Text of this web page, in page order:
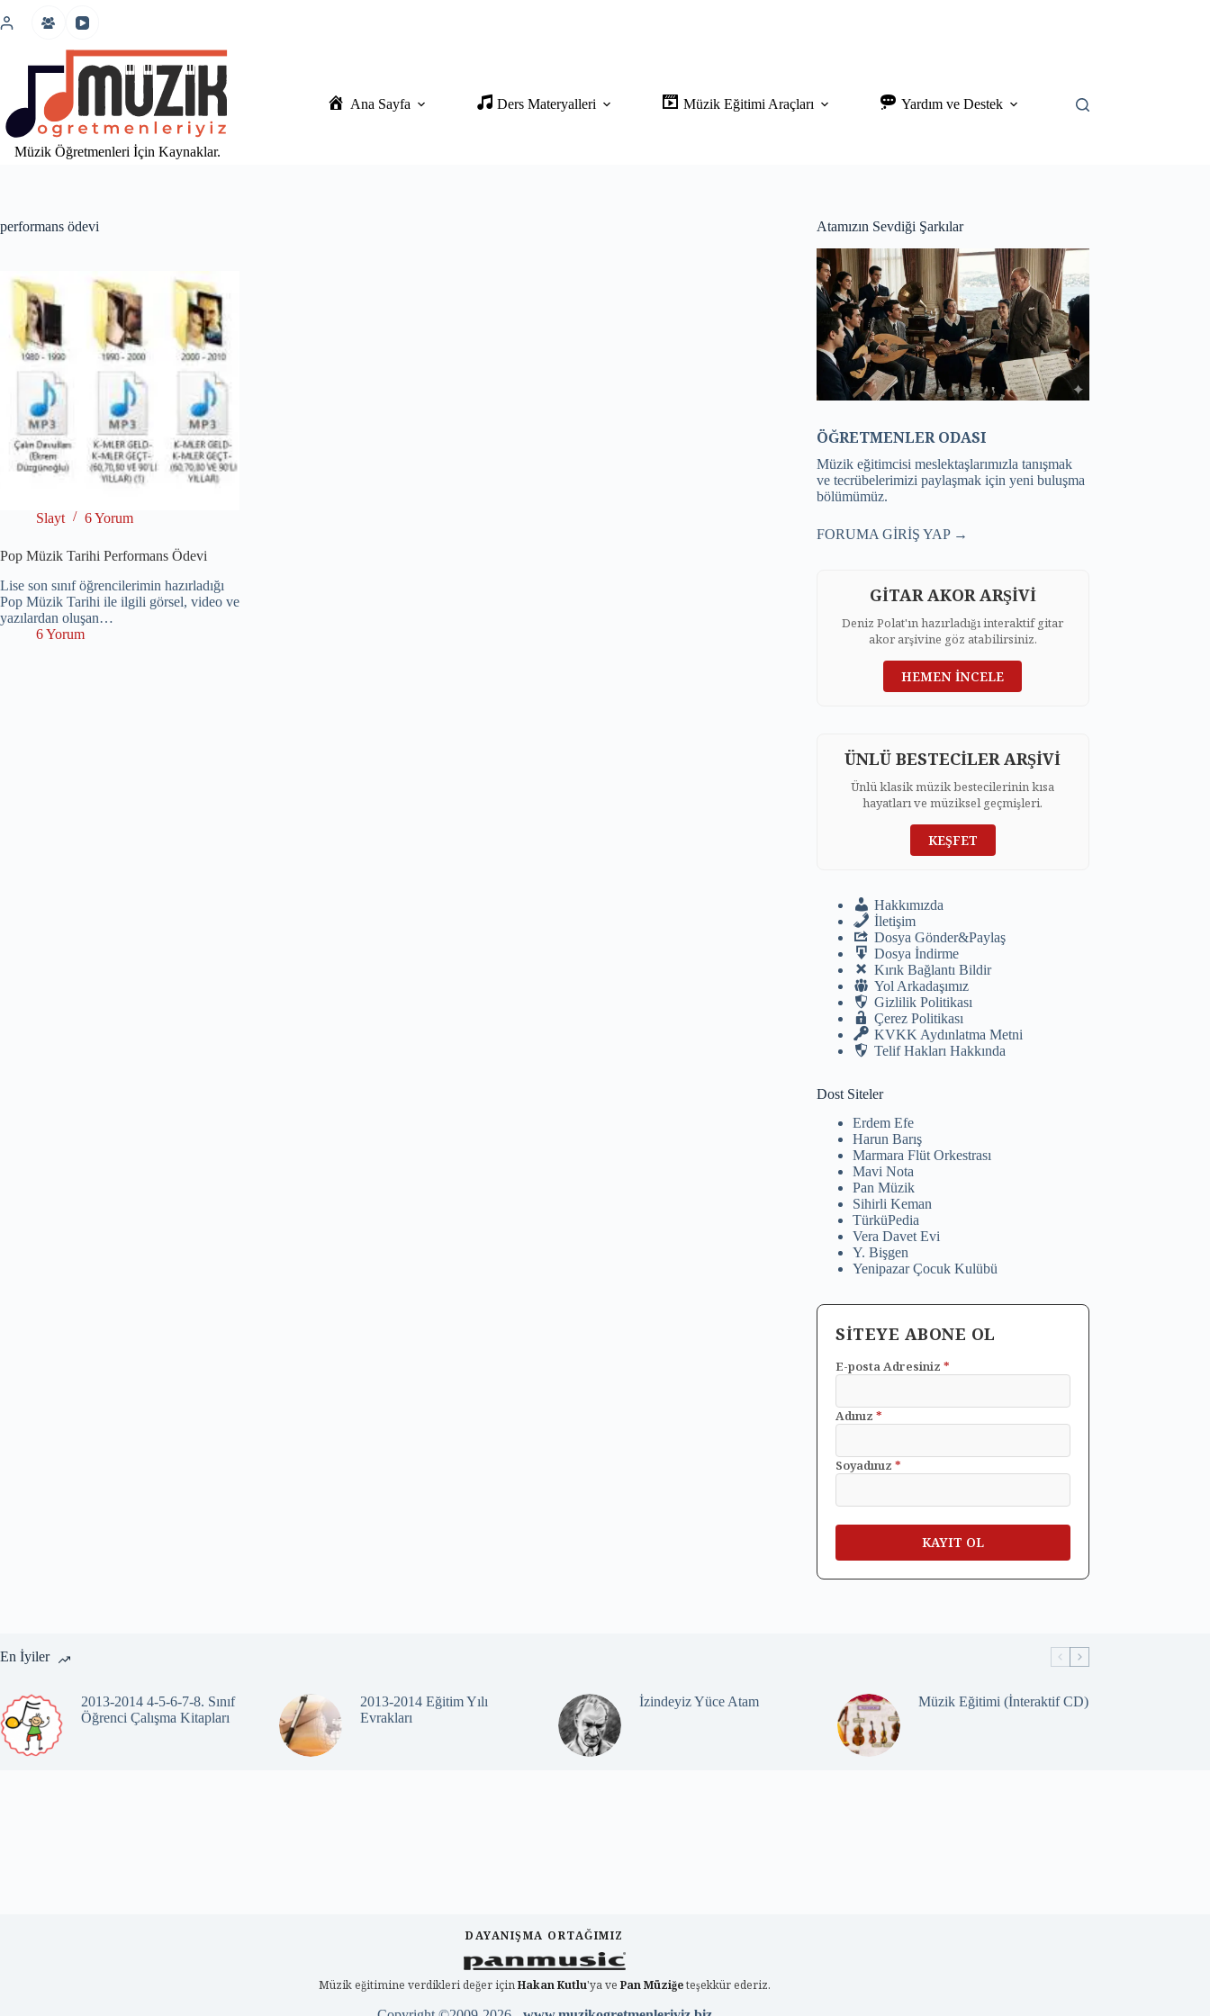
atla
Müzik Öğretmenleri İçin Kaynaklar.
Ana Sayfa Ders Materyalleri Müzik Eğitimi Araçları Yardım ve Destek
performans ödevi
Slayt 6 Yorum
Pop Müzik Tarihi Performans Ödevi
Lise son sınıf öğrencilerimin hazırladığı
Pop Müzik Tarihi ile ilgili görsel, video ve
yazılardan oluşan…
6 Yorum
Atamızın Sevdiği Şarkılar
ÖĞRETMENLER ODASI
Müzik eğitimcisi meslektaşlarımızla tanışmak
ve tecrübelerimizi paylaşmak için yeni buluşma
bölümümüz.
FORUMA GİRİŞ YAP →
GİTAR AKOR ARŞİVİ
Deniz Polat'ın hazırladığı interaktif gitar
akor arşivine göz atabilirsiniz.
HEMEN İNCELE
ÜNLÜ BESTECİLER ARŞİVİ
Ünlü klasik müzik bestecilerinin kısa
hayatları ve müziksel geçmişleri.
KEŞFET
Hakkımızda
İletişim
Dosya Gönder&Paylaş
Dosya İndirme
Kırık Bağlantı Bildir
Yol Arkadaşımız
Gizlilik Politikası
Çerez Politikası
KVKK Aydınlatma Metni
Telif Hakları Hakkında
Dost Siteler
Erdem Efe
Harun Barış
Marmara Flüt Orkestrası
Mavi Nota
Pan Müzik
Sihirli Keman
TürküPedia
Vera Davet Evi
Y. Bişgen
Yenipazar Çocuk Kulübü
SİTEYE ABONE OL
E-posta Adresiniz*
Adınız*
Soyadınız*
En İyiler
2013-2014 4-5-6-7-8. Sınıf
Öğrenci Çalışma Kitapları
2013-2014 Eğitim Yılı
Evrakları
İzindeyiz Yüce Atam Müzik Eğitimi (İnteraktif CD)
DAYANIŞMA ORTAĞIMIZ
Müzik eğitimine verdikleri değer içinHakan Kutlu'ya ve Pan Müziğeteşekkür ederiz.